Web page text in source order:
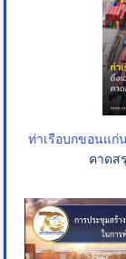
ท่าเรือบกขอนแก่
คาดส